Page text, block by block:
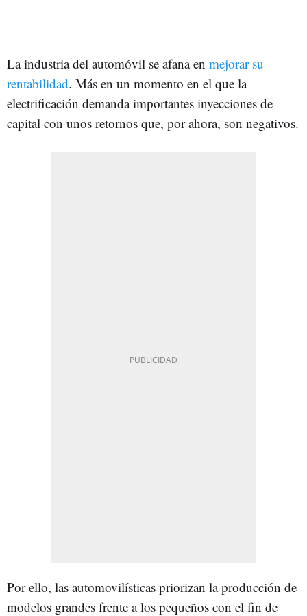
La industria del automóvil se afana en mejorar su
rentabilidad. Más en un momento en el que la
electrificación demanda importantes inyecciones de
capital con unos retornos que, por ahora, son negativos.
Por ello, las automovilísticas priorizan la producción de
modelos grandes frente a los pequeños con el fin de